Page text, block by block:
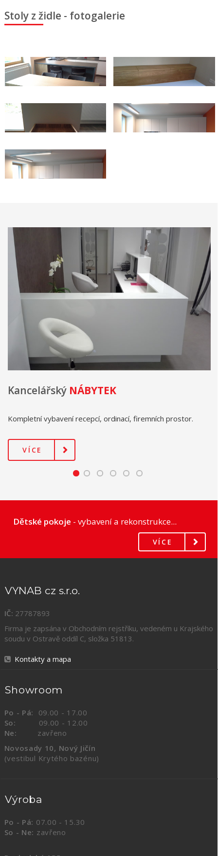
Stoly z židle - fotogalerie
Kancelářský NÁBYTEK
Kompletní vybavení recepcí, ordinací, firemních prostor.
VÍCE
Dětské pokoje - vybavení a rekonstrukce...
VÍCE
VYNAB cz s.r.o.
IČ: 27787893
Firma je zapsána v Obchodním rejstříku, vedeném u Krajského
soudu v Ostravě oddíl C, složka 51813.
Kontakty a mapa
Showroom
Po - Pá:
09.00 - 17.00
So: 09.00 - 12.00
Ne: zavřeno
Novosady 10, Nový Jičín
(vestibul Krytého bazénu)
Výroba
Po - Pá: 07.00 - 15.30
So - Ne: zavřeno